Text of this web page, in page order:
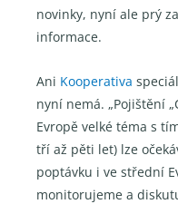
novinky, nyní ale prý
informace.
Ani Kooperativa
nyní nemá. „Pojištění
Evropě velké téma s
tří až pěti let) lze
poptávku i ve střední
monitorujeme a